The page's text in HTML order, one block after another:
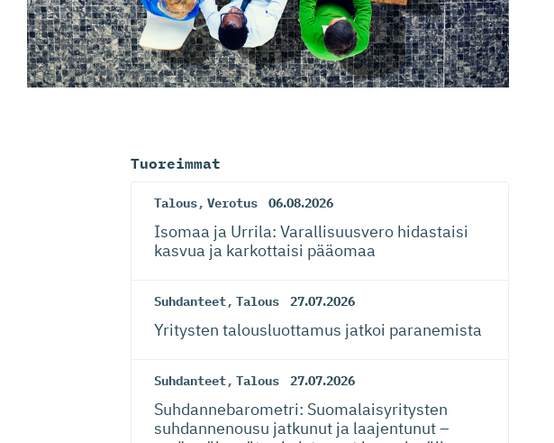
Tuoreimmat
Talous, Verotus 06.08.2026
Isomaa ja Urrila: Varallisuusvero hidastaisi
kasvua ja karkottaisi pääomaa
Suhdanteet, Talous 27.07.2026
Yritysten talousluottamus jatkoi paranemista
Suhdanteet, Talous 27.07.2026
Suhdanneba­ro­metri: Suomalaisy­ri­tysten
suhdannenousu jatkunut ja laajentunut –